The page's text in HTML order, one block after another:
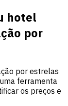
hotel
por
por estrelas
ferramenta
os preços e